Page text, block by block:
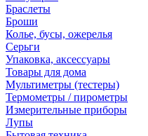
Браслеты
Броши
Колье, бусы, ожерелья
Серьги
Упаковка, аксессуары
Товары для дома
Мультиметры (тестеры)
Термометры / пирометры
Измерительные приборы
Лупы